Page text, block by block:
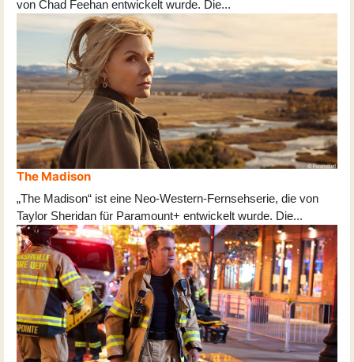
von Chad Feehan entwickelt wurde. Die...
The Madison
„The Madison“ ist eine Neo-Western-Fernsehserie, die von
Taylor Sheridan für Paramount+ entwickelt wurde. Die...